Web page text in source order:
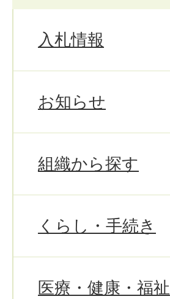
入札情報
お知らせ
組織から探す
くらし・手続き
医療・健康・福祉